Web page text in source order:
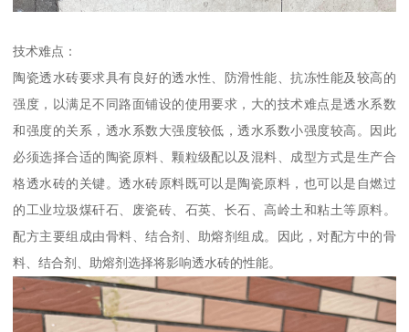
技术难点：
陶瓷透水砖要求具有良好的透水性、防滑性能、抗冻性能及较高的
强度，以满足不同路面铺设的使用要求，大的技术难点是透水系数
和强度的关系，透水系数大强度较低，透水系数小强度较高。因此
必须选择合适的陶瓷原料、颗粒级配以及混料、成型方式是生产合
格透水砖的关键。透水砖原料既可以是陶瓷原料，也可以是自燃过
的工业垃圾煤矸石、废瓷砖、石英、长石、高岭土和粘土等原料。
配方主要组成由骨料、结合剂、助熔剂组成。因此，对配方中的骨
料、结合剂、助熔剂选择将影响透水砖的性能。